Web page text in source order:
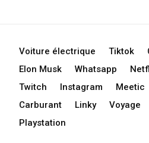
Voiture électrique Tiktok
Elon Musk
Whatsapp
Twitch
Instagram Meetic
Carburant
Linky Voyage
Playstation